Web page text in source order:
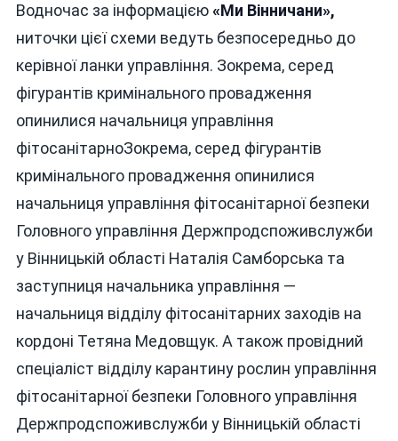
Водночас за інформацією«Ми Вінничани»,
ниточки цієї схеми ведуть безпосередньо до
керівної ланки управління. Зокрема, серед
фігурантів кримінального провадження
опинилися начальниця управління
фітосанітарноЗокрема, серед фігурантів
кримінального провадження опинилися
начальниця управління фітосанітарної безпеки
Головного управління Держпродспоживслужби
у Вінницькій області Наталія Самборська та
заступниця начальника управління —
начальниця відділу фітосанітарних заходів на
кордоні Тетяна Медовщук. А також провідний
спеціаліст відділу карантину рослин управління
фітосанітарної безпеки Головного управління
Держпродспоживслужби у Вінницькій області